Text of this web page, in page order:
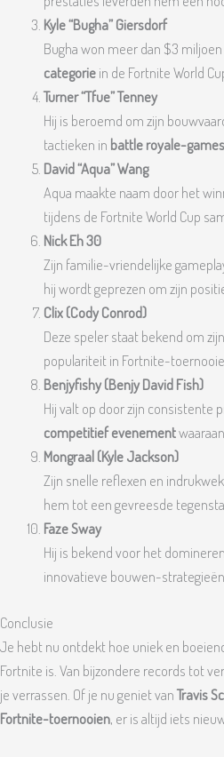
Kyle “Bugha” Giersdorf
Bugha won meer dan $3
categoriein de Fortnite World
Turner “Tfue” Tenney
Hij is beroemd om zijn
tactieken in battle royale-games
David “Aqua” Wang
Aqua maakte naam door het
tijdens de Fortnite World Cup
Nick Eh 30
Zijn familie-vriendelijke
hij wordt geprezen om zijn
Clix (Cody Conrod)
Deze speler staat bekend om
populariteit in Fortnite-
Benjyfishy (Benjy David Fish)
Hij valt op door zijn consistente
competitief evenement
Mongraal (Kyle Jackson)
Zijn snelle reflexen en
hem tot een gevreesde
Faze Sway
Hij is bekend voor het
innovatieve bouwen-
Conclusie
Je hebt nu ontdekt hoe uniek en
Fortnite is. Van bijzondere records tot
je verrassen. Of je nu geniet vanTravis
Fortnite-toernooien, er is altijd iets